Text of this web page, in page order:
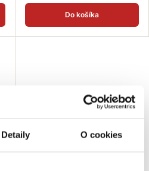
Detaily O cookies
Do košíka